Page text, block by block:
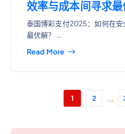
效率与成本间寻求最
泰国博彩支付2025：如何在
最优解？ …
Read More
1 2 ...